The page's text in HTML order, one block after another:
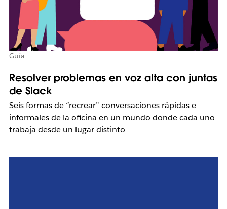
Guía
Resolver problemas en voz alta con juntas
de Slack
Seis formas de “recrear” conversaciones rápidas e
informales de la oficina en un mundo donde cada uno
trabaja desde un lugar distinto